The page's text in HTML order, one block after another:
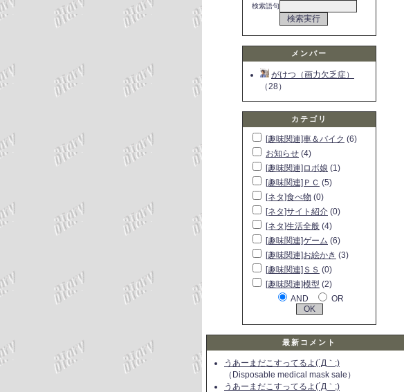
検索語句
メンバー
がけつ（画力欠乏症）
（28）
カテゴリ
[趣味関連]車＆バイク (6)
お知らせ (4)
[趣味関連]ロボ娘 (1)
[趣味関連]ＰＣ (5)
[ネタ]食べ物 (0)
[ネタ]サイト紹介 (0)
[ネタ]生活全般 (4)
[趣味関連]ゲーム (6)
[趣味関連]お絵かき (3)
[趣味関連]ＳＳ (0)
[趣味関連]模型 (2)
AND
OR
最新コメント
うあーまだこすってるよ(´Д｀;)
（Disposable medical mask sale）
うあーまだこすってるよ(´Д｀;)